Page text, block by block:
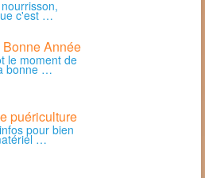
c'est …
Année
le moment de
bonne …
puériculture
pour bien
…